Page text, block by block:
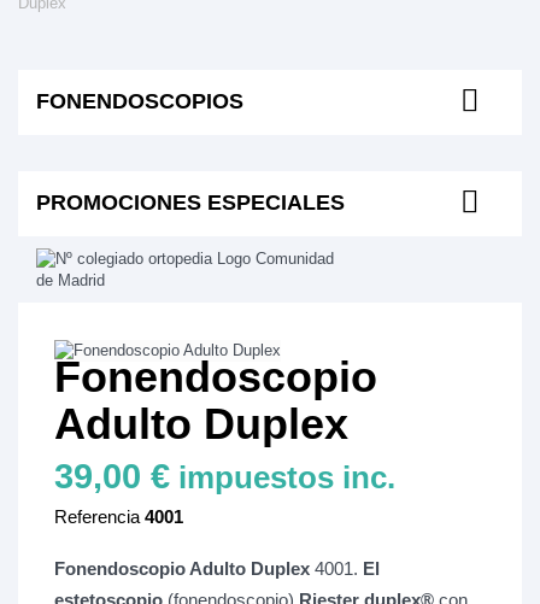
FONENDOSCOPIOS
PROMOCIONES ESPECIALES
Fonendoscopio
Adulto Duplex
39,00 € impuestos inc.
Referencia 4001
Fonendoscopio Adulto Duplex 4001. El
estetoscopio (fonendoscopio) Riester duplex® con